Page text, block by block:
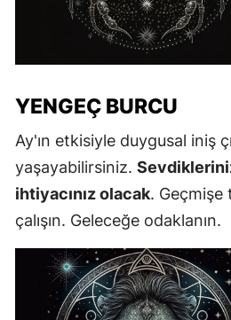
YENGEÇ BURCU
Ay'ın etkisiyle duygusal iniş
yaşayabilirsiniz.
ihtiyacınız olacak. Geçmişe
çalışın. Geleceğe odaklanın.